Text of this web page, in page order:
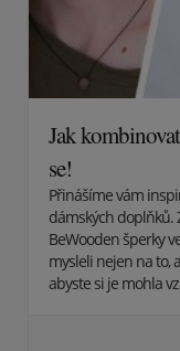
Jak
se!
Přinášíme vám
dámských doplňků.
BeWooden šperky
mysleli nejen na to,
abyste si je mohla